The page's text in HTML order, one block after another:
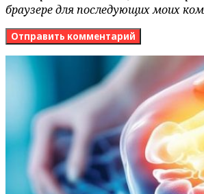
браузере для последующих моих